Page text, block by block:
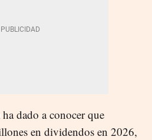
dado a conocer que
en dividendos en 2026,